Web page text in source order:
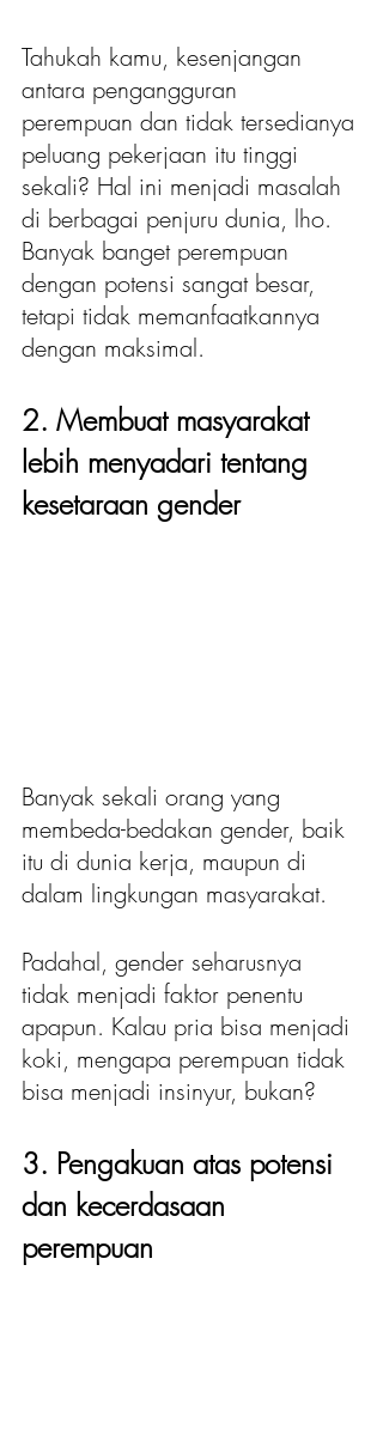
Tahukah kamu, kesenjangan
antara pengangguran
perempuan dan tidak tersedianya
peluang pekerjaan itu tinggi
sekali? Hal ini menjadi masalah
di berbagai penjuru dunia, lho.
Banyak banget perempuan
dengan potensi sangat besar,
tetapi tidak memanfaatkannya
dengan maksimal.
2. Membuat masyarakat
lebih menyadari tentang
kesetaraan gender
Banyak sekali orang yang
membeda-bedakan gender, baik
itu di dunia kerja, maupun di
dalam lingkungan masyarakat.
Padahal, gender seharusnya
tidak menjadi faktor penentu
apapun. Kalau pria bisa menjadi
koki, mengapa perempuan tidak
bisa menjadi insinyur, bukan?
3. Pengakuan atas potensi
dan kecerdasaan
perempuan